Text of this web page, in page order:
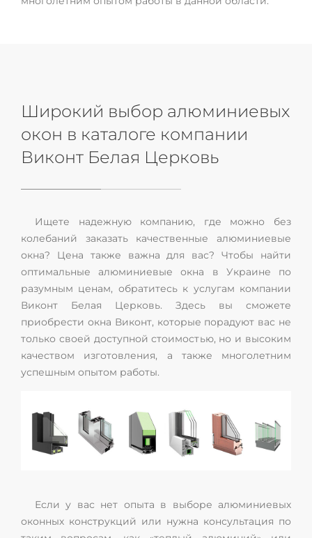
Широкий выбор алюминиевых
окон в каталоге компании
Виконт Белая Церковь
Ищете надежную компанию, где можно без
колебаний заказать качественные алюминиевые
окна? Цена также важна для вас? Чтобы найти
оптимальные алюминиевые окна в Украине по
разумным ценам, обратитесь к услугам компании
Виконт Белая Церковь. Здесь вы сможете
приобрести окна Виконт, которые порадуют вас не
только своей доступной стоимостью, но и высоким
качеством изготовления, а также многолетним
успешным опытом работы.
Если у вас нет опыта в выборе алюминиевых
оконных конструкций или нужна консультация по